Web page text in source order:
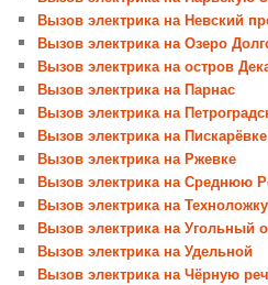
Вызов электрика на Невский
Вызов электрика на Озеро
Вызов электрика на остров
Вызов электрика на Парнас
Вызов электрика на
Вызов электрика на Пискарёвке
Вызов электрика на Ржевке
Вызов электрика на Среднюю
Вызов электрика на Техноложку
Вызов электрика на Угольный
Вызов электрика на Удельной
Вызов электрика на Чёрную